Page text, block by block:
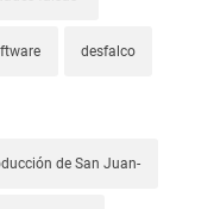
desfalco
de San Juan-